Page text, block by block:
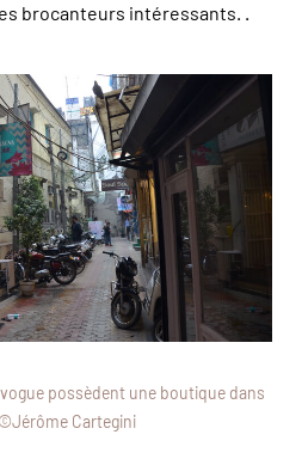
brocanteurs intéressants. .
possèdent une boutique dans
Cartegini